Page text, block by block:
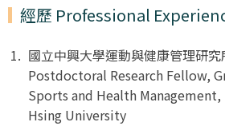
經歷 Professional
國立中興大學運動與健康管理研
Postdoctoral Research Fellow,
Sports and Health
Hsing University